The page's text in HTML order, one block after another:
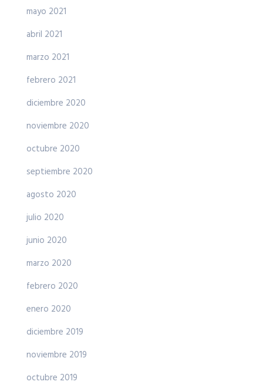
mayo 2021
abril 2021
marzo 2021
febrero 2021
diciembre 2020
noviembre 2020
octubre 2020
septiembre 2020
agosto 2020
julio 2020
junio 2020
marzo 2020
febrero 2020
enero 2020
diciembre 2019
noviembre 2019
octubre 2019